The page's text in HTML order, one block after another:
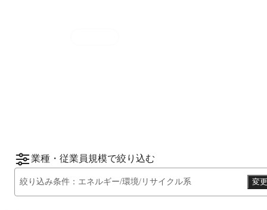
業種・従業員規模で絞り込む
絞り込み条件： エネルギー/環境/リサイクル系 変更